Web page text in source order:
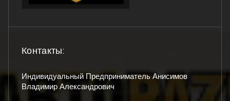
Контакты:
Индивидуальный Предприниматель Анисимов
Владимир Александрович